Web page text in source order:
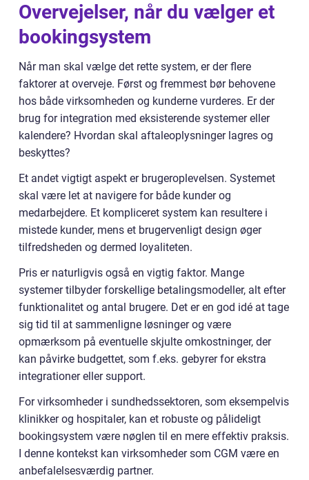
Overvejelser, når du vælger et
bookingsystem
Når man skal vælge det rette system, er der flere
faktorer at overveje. Først og fremmest bør behovene
hos både virksomheden og kunderne vurderes. Er der
brug for integration med eksisterende systemer eller
kalendere? Hvordan skal aftaleoplysninger lagres og
beskyttes?
Et andet vigtigt aspekt er brugeroplevelsen. Systemet
skal være let at navigere for både kunder og
medarbejdere. Et kompliceret system kan resultere i
mistede kunder, mens et brugervenligt design øger
tilfredsheden og dermed loyaliteten.
Pris er naturligvis også en vigtig faktor. Mange
systemer tilbyder forskellige betalingsmodeller, alt efter
funktionalitet og antal brugere. Det er en god idé at tage
sig tid til at sammenligne løsninger og være
opmærksom på eventuelle skjulte omkostninger, der
kan påvirke budgettet, som f.eks. gebyrer for ekstra
integrationer eller support.
For virksomheder i sundhedssektoren, som eksempelvis
klinikker og hospitaler, kan et robuste og pålideligt
bookingsystem være nøglen til en mere effektiv praksis.
I denne kontekst kan virksomheder som CGM være en
anbefalelsesværdig partner.